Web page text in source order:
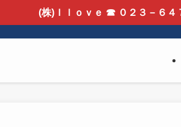
(株)Ｉｌｏｖｅ ☎ ０２３－６４